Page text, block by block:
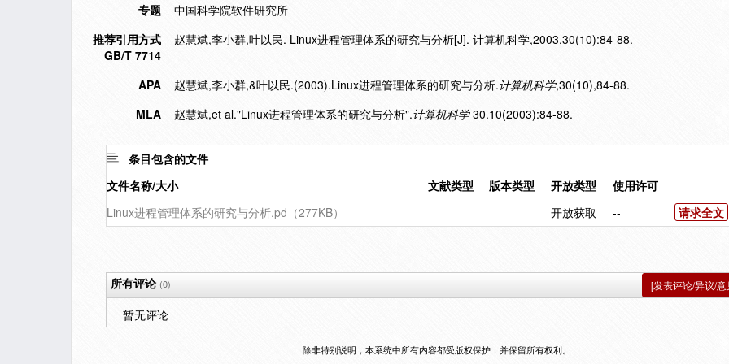
专题
中国科学院软件研究所
推荐引用方式
GB/T 7714
赵慧斌,李小群,叶以民. Linux进程管理体系的研究与分析[J]. 计算机科学,2003,30(10):84-88.
APA 赵慧斌,李小群,&叶以民.(2003).Linux进程管理体系的研究与分析.计算机科学,30(10),84-88.
MLA
赵慧斌,et al."Linux进程管理体系的研究与分析".计算机科学30.10(2003):84-88.
条目包含的文件
文件名称/大小
文献类型 版本类型 开放类型
使用许可
Linux进程管理体系的研究与分析.pd（277KB）
开放获取 -- 请求全文
所有评论(0) [发表评论/异议/意
暂无评论
除非特别说明，本系统中所有内容都受版权保护，并保留所有权利。